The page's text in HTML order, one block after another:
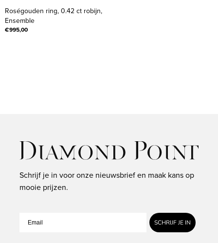
ring,
Roségouden ring, 0.42 ct robijn,
Ensemble
€995,00
Schrijf je in voor onze nieuwsbrief en maak kans op
mooie prijzen.
SCHRIJF JE IN